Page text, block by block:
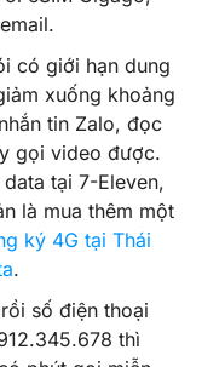
có giới hạn dung
xuống khoảng
tin Zalo, đọc
gọi video được.
tại 7-Eleven,
là mua thêm một
ký 4G tại Thái
.
số điện thoại
thì